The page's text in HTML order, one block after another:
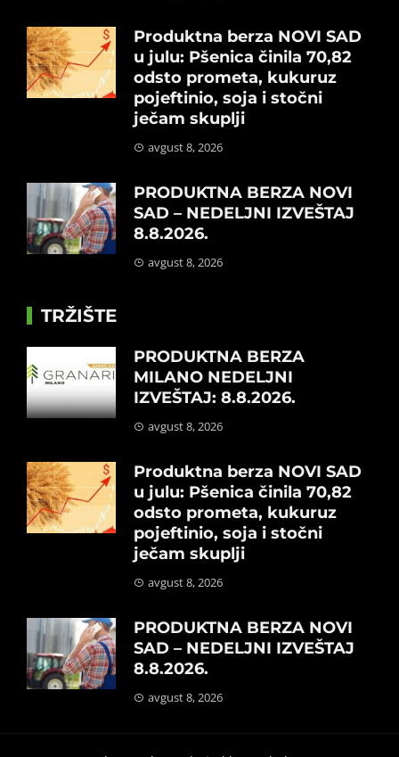
Produktna berza NOVI SAD
u julu: Pšenica činila 70,82
odsto prometa, kukuruz
pojeftinio, soja i stočni
ječam skuplji
avgust 8, 2026
PRODUKTNA BERZA NOVI
SAD – NEDELJNI IZVEŠTAJ
8.8.2026.
avgust 8, 2026
TRŽIŠTE
PRODUKTNA BERZA
MILANO NEDELJNI
IZVEŠTAJ: 8.8.2026.
avgust 8, 2026
Produktna berza NOVI SAD
u julu: Pšenica činila 70,82
odsto prometa, kukuruz
pojeftinio, soja i stočni
ječam skuplji
avgust 8, 2026
PRODUKTNA BERZA NOVI
SAD – NEDELJNI IZVEŠTAJ
8.8.2026.
avgust 8, 2026